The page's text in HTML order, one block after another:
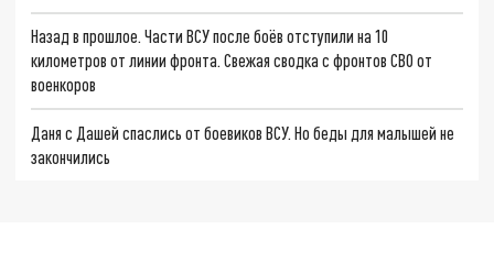
Назад в прошлое. Части ВСУ после боёв отступили на 10
километров от линии фронта. Свежая сводка с фронтов СВО от
военкоров
Даня с Дашей спаслись от боевиков ВСУ. Но беды для малышей не
закончились